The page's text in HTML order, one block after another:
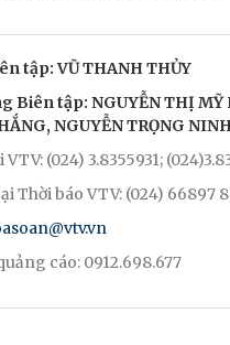
tập: VŨ THANH THỦY
Biên tập: NGUYỄN THỊ MỸ
NGUYỄN TRỌNG
(024) 3.8355931;
Thời báo VTV: (024) 66897
cáo: 0912.698.677